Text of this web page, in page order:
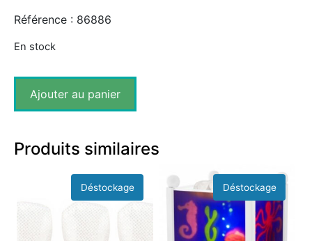
Référence : 86886
En stock
Ajouter au panier
Produits similaires